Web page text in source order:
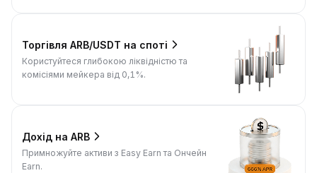
Торгівля ARB/USDT на споті
Користуйтеся глибокою ліквідністю та
комісіями мейкера від 0,1%.
Дохід на ARB
Примножуйте активи з Easy Earn та Ончейн
Earn.